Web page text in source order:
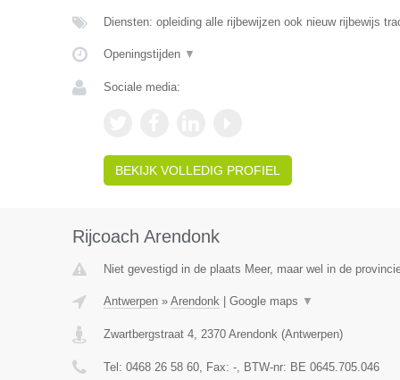
Diensten: opleiding alle rijbewijzen ook nieuw rijbewijs
Openingstijden ▼
Sociale media:
BEKIJK VOLLEDIG PROFIEL
Rijcoach Arendonk
Niet gevestigd in de plaats Meer, maar wel in de
Antwerpen» Arendonk| Google maps ▼
Zwartbergstraat 4, 2370 Arendonk(Antwerpen)
Tel: 0468 26 58 60, Fax: -, BTW-nr: BE 0645.705.046